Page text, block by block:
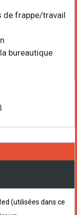
de frappe/travail
bureautique
(utilisées dans ce